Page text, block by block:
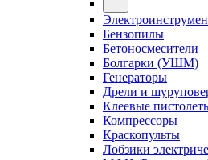
Бензопилы
Бетоносмесители
Болгарки (УШМ)
Генераторы
Дрели и
Клеевые
Компрессоры
Краскопульты
Лобзики